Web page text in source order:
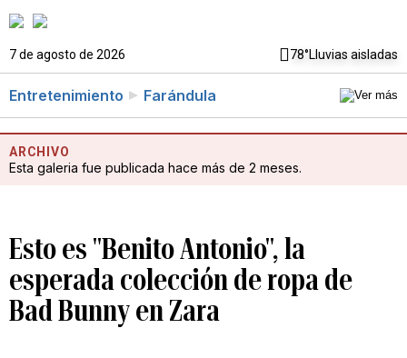
7 de agosto de 2026 78°Lluvias aisladas
Entretenimiento Farándula
ARCHIVO
Esta galeria fue publicada hace más de 2 meses.
Esto es "Benito Antonio", la
esperada colección de ropa de
Bad Bunny en Zara